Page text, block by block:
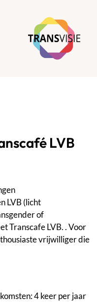
LVB
LVB (licht
of
Transcafe LVB. . Voor
vrijwilliger die
4 keer per jaar